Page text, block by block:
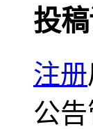
投
注册
公